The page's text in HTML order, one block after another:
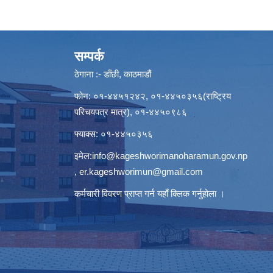
सम्पर्क
ठेगाना :- डाँछी, काठमाडौं
फोन: ०१-४४५१२४२, ०१-४४५०३५६(राष्ट्रिय
परिचयपत्र मात्र), ०१-४४५०९८६
फ्याक्स: ०१-४४५०३५६
इमेल:info@kageshworimanoharamun.gov.np
, er.kageshworimun@gmail.com
कर्मचारी विवरण प्राप्त गर्नयहाँ क्लिकगर्नुहोला ।